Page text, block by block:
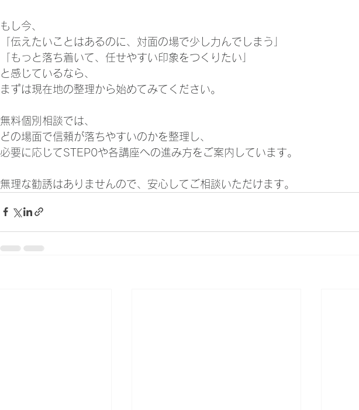
もし今、
「伝えたいことはあるのに、対面の場で少し力んでしまう」
「もっと落ち着いて、任せやすい印象をつくりたい」
と感じているなら、
まずは現在地の整理から始めてみてください。
無料個別相談では、
どの場面で信頼が落ちやすいのかを整理し、
必要に応じてSTEP0や各講座への進み方をご案内しています。
無理な勧誘はありませんので、安心してご相談いただけます。